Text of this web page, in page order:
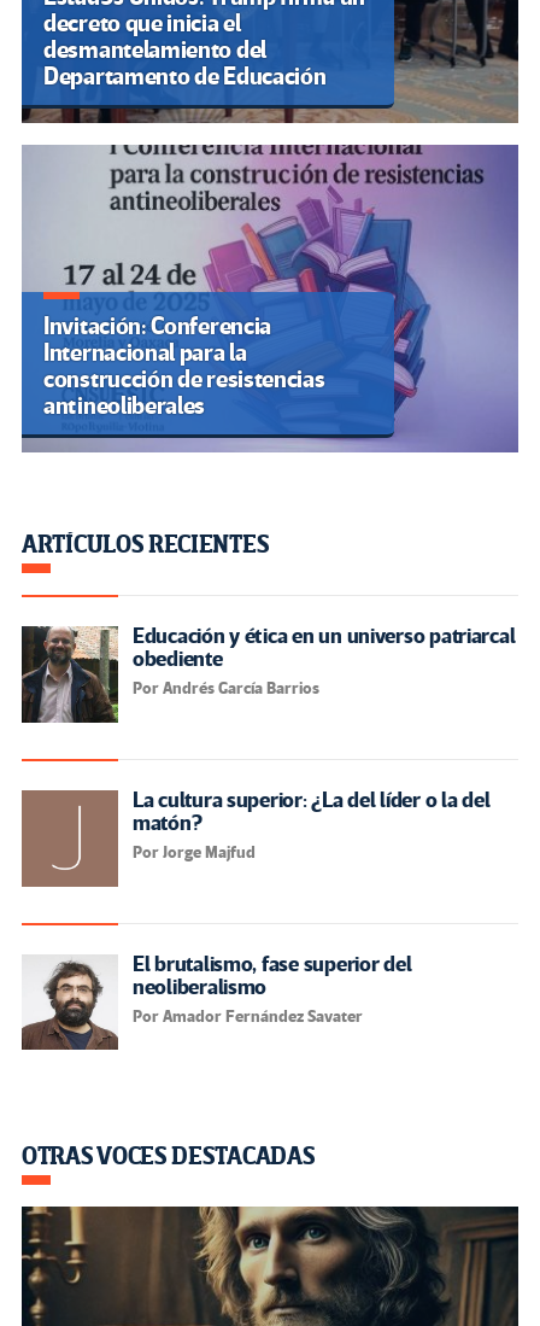
decreto que inicia el
desmantelamiento del
Departamento de Educación
Invitación: Conferencia
Internacional para la
construcción de resistencias
antineoliberales
ARTÍCULOS RECIENTES
Educación y ética en un universo patriarcal
obediente
Por Andrés García Barrios
La cultura superior: ¿La del líder o la del
matón?
Por Jorge Majfud
El brutalismo, fase superior del
neoliberalismo
Por Amador Fernández Savater
OTRAS VOCES DESTACADAS